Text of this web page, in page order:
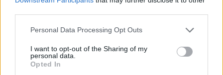
Please note that this website/app uses one or more Google
not limited to your visit or usage behaviour. You may click to
grant or deny consent to Google and its third-party tags to
use your data for below specified purposes in below Google
Personal Data Processing Opt Outs
I want to opt-out of the Sharing of my
personal data.
Opted In